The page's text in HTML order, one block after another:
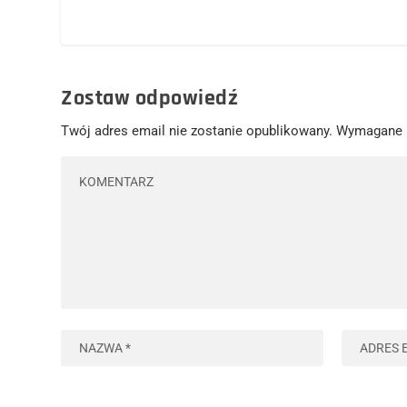
Zostaw odpowiedź
Twój adres email nie zostanie opublikowany.